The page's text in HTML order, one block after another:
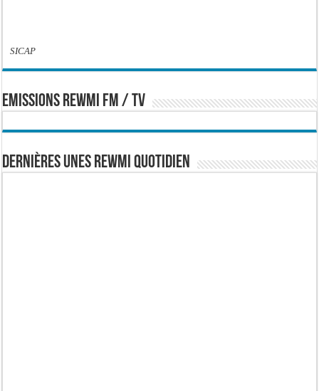
SICAP
EMISSIONS REWMI FM / TV
Dernières Unes Rewmi Quotidien